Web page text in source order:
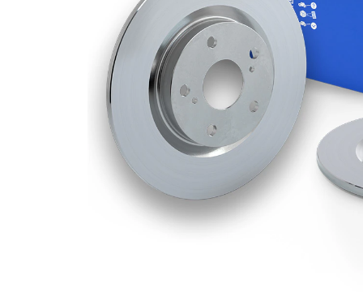
Grosime
minima
9 mm
Diametru
exterior
280 mm
Numar
gauri
5
Diametru
de centrare
72,1 mm
Asezare
gauri Ø
114,3
mm
strat
protector)